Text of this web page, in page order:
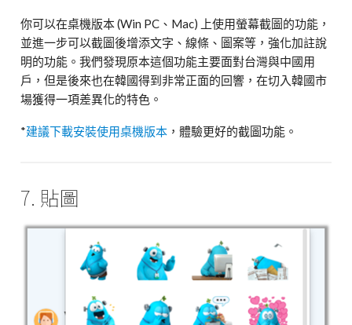
你可以在桌機版本 (Win PC、Mac) 上使用螢幕截圖的功能，
並進一步可以截圖後增添文字、線條、圖案等，強化加註說
明的功能。我們發現原本這個功能主要面對台灣與中國用
戶，但是後來也在韓國得到非常正面的回響，在切入韓國市
場獲得一項差異化的特色。
*建議下載安裝使用桌機版本 ，體驗更好的截圖功能。
7. 貼圖